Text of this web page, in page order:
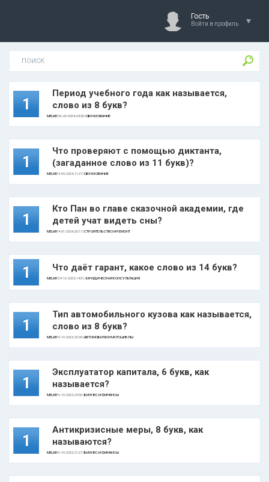
Гость
Войти в профиль
1
Период учебного года как называется,
слово из 8 букв?
MELKIY26-05-2024, 08:30 |ОБРАЗОВАНИЕ
1
Что проверяют с помощью диктанта,
(загаданное слово из 11 букв)?
MELKIY3-05-2024, 11:27 |ОБРАЗОВАНИЕ
1
Кто Пан во главе сказочной академии, где
детей учат видеть сны?
MELKIY4-01-2024, 20:17 |СТРОИТЕЛЬСТВО И РЕМОНТ
1 Что даёт гарант, какое слово из 14 букв?
MELKIY29-12-2023, 14:51 |ЮРИДИЧЕСКАЯ КОНСУЛЬТАЦИЯ
1
Тип автомобильного кузова как называется,
слово из 8 букв?
MELKIY9-10-2023, 20:39 |АВТОМОБИЛИ И МОТОЦИКЛЫ
1
Эксплуататор капитала, 6 букв, как
называется?
MELKIY6-10-2023, 23:32 |БИЗНЕС И ФИНАНСЫ
1
Антикризисные меры, 8 букв, как
называются?
MELKIY6-10-2023, 21:27 |БИЗНЕС И ФИНАНСЫ